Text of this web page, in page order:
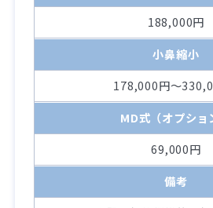
188,000円
小鼻縮小
178,000円～
MD式（オプショ
69,000円
備考